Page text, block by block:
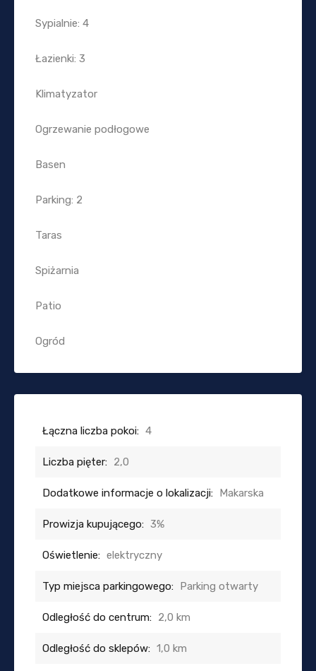
Sypialnie: 4
Łazienki: 3
Klimatyzator
Ogrzewanie podłogowe
Basen
Parking: 2
Taras
Spiżarnia
Patio
Ogród
Łączna liczba pokoi: 4
Liczba pięter: 2,0
Dodatkowe informacje o lokalizacji: Makarska
Prowizja kupującego: 3%
Oświetlenie: elektryczny
Typ miejsca parkingowego: Parking otwarty
Odległość do centrum: 2,0 km
Odległość do sklepów: 1,0 km